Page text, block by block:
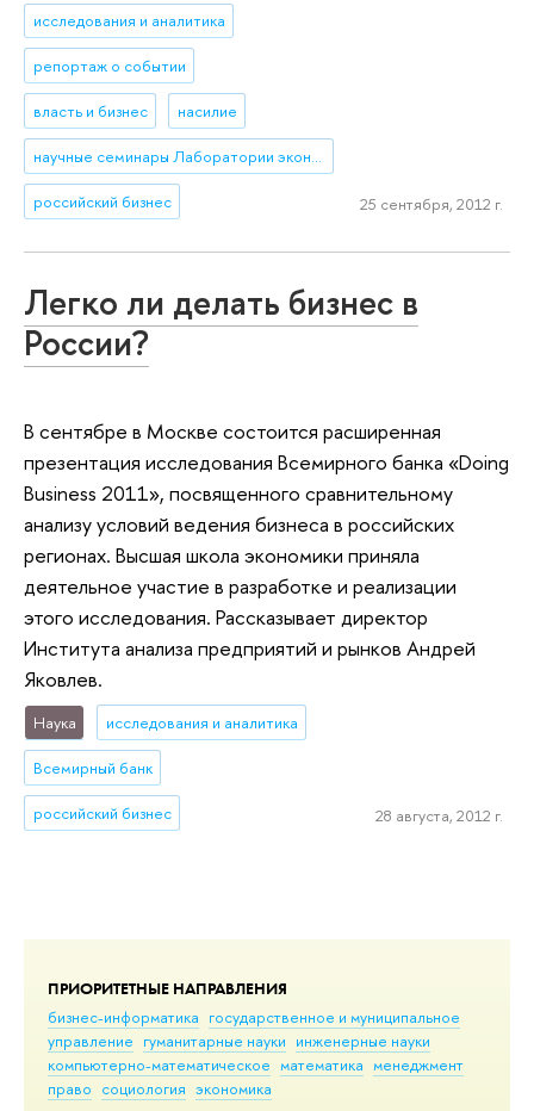
ПРИОРИТЕТНЫЕ НАПРАВЛЕНИЯ
бизнес-информатика государственное и муниципальное
управление гуманитарные науки инженерные науки
компьютерно-математическое математика менеджмент
право социология экономика
исследования и аналитика
репортаж о событии
власть и бизнес насилие
научные семинары Лаборатории экономико-социологических исследований (ЛЭСИ)
российский бизнес 25 сентября, 2012 г.
Легко ли делать бизнес в
России?
В сентябре в Москве состоится расширенная
презентация исследования Всемирного банка «Doing
Business 2011», посвященного сравнительному
анализу условий ведения бизнеса в российских
регионах. Высшая школа экономики приняла
деятельное участие в разработке и реализации
этого исследования. Рассказывает директор
Института анализа предприятий и рынков Андрей
Яковлев.
Наука исследования и аналитика
Всемирный банк
российский бизнес 28 августа, 2012 г.